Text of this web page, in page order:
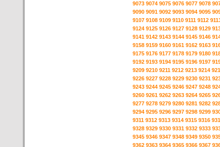
9073 9074 9075 9076 9077 9078
9090 9091 9092 9093 9094 9095
9107 9108 9109 9110 9111 9112
9124 9125 9126 9127 9128 9129
9141 9142 9143 9144 9145 9146
9158 9159 9160 9161 9162 9163
9175 9176 9177 9178 9179 9180
9192 9193 9194 9195 9196 9197
9209 9210 9211 9212 9213 9214
9226 9227 9228 9229 9230 9231
9243 9244 9245 9246 9247 9248
9260 9261 9262 9263 9264 9265
9277 9278 9279 9280 9281 9282
9294 9295 9296 9297 9298 9299
9311 9312 9313 9314 9315 9316
9328 9329 9330 9331 9332 9333
9345 9346 9347 9348 9349 9350
9362 9363 9364 9365 9366 9367